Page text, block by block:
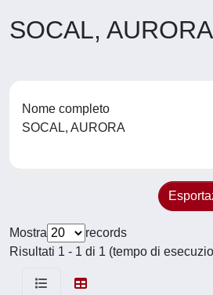
SOCAL, AURORA
Nome completo
SOCAL, AURORA
Mostra
records
Risultati 1 - 1 di 1 (tempo di